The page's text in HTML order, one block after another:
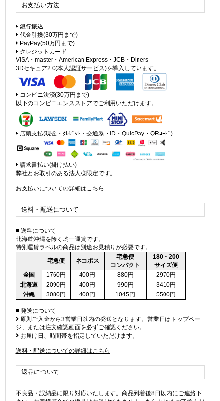
お支払い方法
銀行振込
代金引換(30万円まで)
PayPay(50万円まで)
クレジットカード
VISA・master・American Express・JCB・Diners
3Dセキュア2.0(本人認証サービス)を導入しています。
コンビニ決済(30万円まで)
以下のコンビニエンスストアでご利用いただけます。
店頭支払(現金・ｸﾚｼﾞｯﾄ・交通系・iD・QuicPay・QRｺｰﾄﾞ)
請求書払い(掛け払い)
弊社とお取引のある法人様限定です。
お支払いについての詳細はこちら
送料・配送について
■ 送料について
北海道沖縄を除く均一運賃です。
特別運賃ラベルの商品は別途お見積りが必要です。
宅急便
ネコポス
宅急便
コンパクト
180・200
サイズ便
全国
1760円 400円 880円
2970円
北海道
2090円 400円 990円
3410円
沖縄
3080円 400円 1045円 5500円
■ 発送について
原則ご入金から3営業日以内の発送となります。営業日はトップペー
ジ、または注文確認画面を必ずご確認ください。
お届け日、時間帯を指定していただけます。
送料・配送についての詳細はこちら
返品について
不良品・誤納品に限り対応いたします。商品到着後8日以内にご連絡下